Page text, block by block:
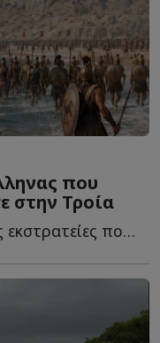
που
στην Τροία
Είναι μια από το μεγαλύτερες εκστρατείες που οργανώθηκε π...